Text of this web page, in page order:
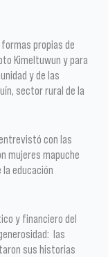
propias de
Kimeltuwun y para
y de las
sector rural de la
con las
mujeres mapuche
educación
y financiero del
las
sus historias